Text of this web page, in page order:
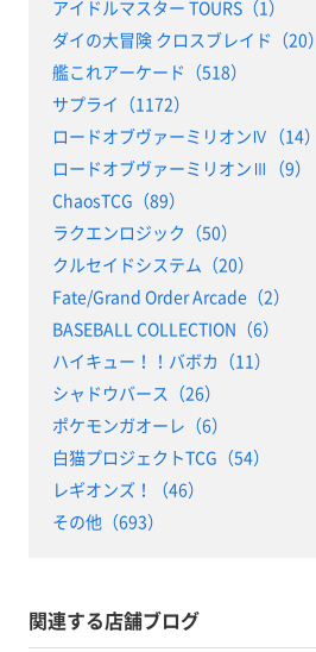
アイドルマスター TOURS（1）
ダイの大冒険 クロスブレイド（20）
艦これアーケード（518）
サプライ（1172）
ロードオブヴァーミリオンⅣ（14）
ロードオブヴァーミリオンⅢ（9）
ChaosTCG（89）
ラクエンロジック（50）
クルセイドシステム（20）
Fate/Grand Order Arcade（2）
BASEBALL COLLECTION（6）
ハイキュー！！バボカ（11）
シャドウバース（26）
ポケモンガオーレ（6）
白猫プロジェクトTCG（54）
レギオンズ！（46）
その他（693）
関連する店舗ブログ